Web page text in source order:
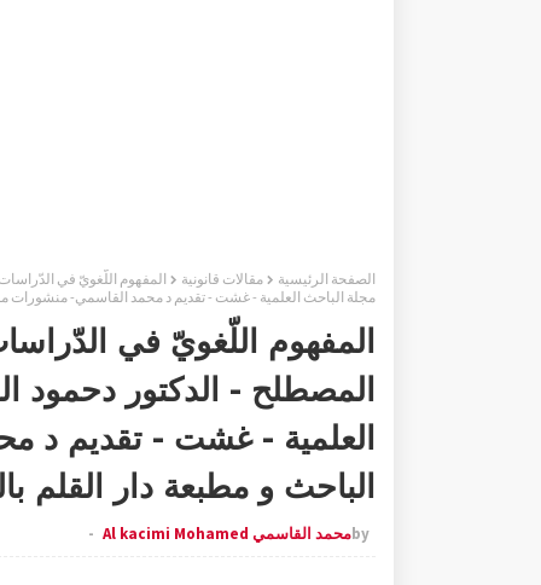
الصفحة الرئيسية
مقالات قانونية
مجلة الباحث العلمية - غشت - تقديم د محمد القاسمي- منشورات
المفهوم اللّغويّ في
العلمية - غشت - تقديم د
الباحث و مطبعة دار القلم
byمحمد القاسمي Al kacimi Mohamed